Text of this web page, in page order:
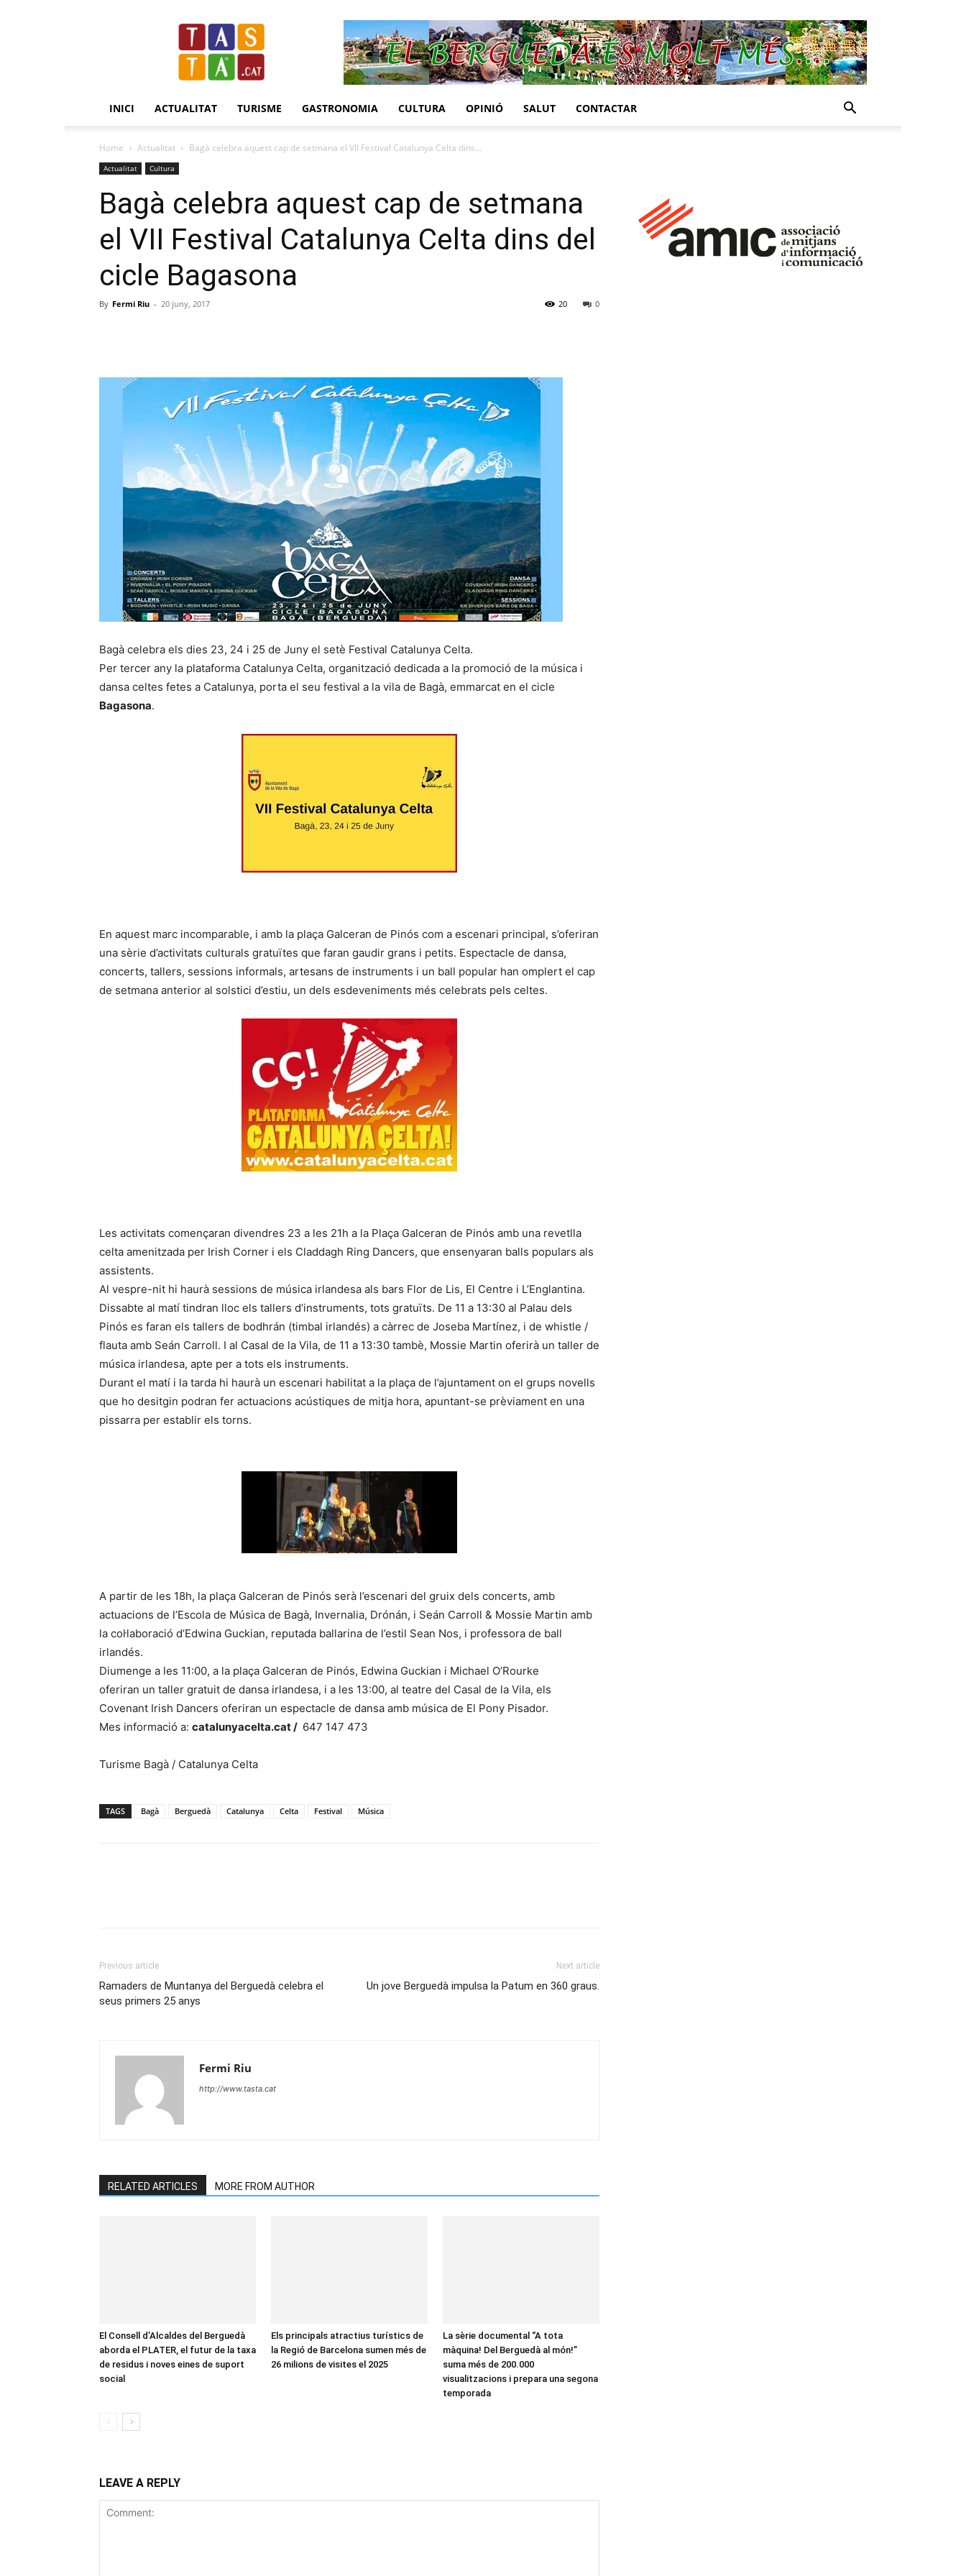
Revista
Tasta.cat
INICI ACTUALITAT TURISME GASTRONOMIA CULTURA OPINIÓ SALUT CONTACTAR
Home Actualitat Bagà celebra aquest cap de setmana el VII Festival Catalunya Celta dins...
Actualitat Cultura
Bagà celebra aquest cap de setmana
el VII Festival Catalunya Celta dins del
cicle Bagasona
By Fermi Riu - 20 juny, 2017 0
20
Bagà celebra els dies 23, 24 i 25 de Juny el setè Festival Catalunya Celta.
Per tercer any la plataforma Catalunya Celta, organització dedicada a la promoció de la música i
dansa celtes fetes a Catalunya, porta el seu festival a la vila de Bagà, emmarcat en el cicle
Bagasona.
En aquest marc incomparable, i amb la plaça Galceran de Pinós com a escenari principal, s’oferiran
una sèrie d’activitats culturals gratuïtes que faran gaudir grans i petits. Espectacle de dansa,
concerts, tallers, sessions informals, artesans de instruments i un ball popular han omplert el cap
de setmana anterior al solstici d’estiu, un dels esdeveniments més celebrats pels celtes.
Les activitats començaran divendres 23 a les 21h a la Plaça Galceran de Pinós amb una revetlla
celta amenitzada per Irish Corner i els Claddagh Ring Dancers, que ensenyaran balls populars als
assistents.
Al vespre-nit hi haurà sessions de música irlandesa als bars Flor de Lis, El Centre i L’Englantina.
Dissabte al matí tindran lloc els tallers d’instruments, tots gratuïts. De 11 a 13:30 al Palau dels
Pinós es faran els tallers de bodhrán (timbal irlandés) a càrrec de Joseba Martínez, i de whistle /
flauta amb Seán Carroll. I al Casal de la Vila, de 11 a 13:30 tambè, Mossie Martin oferirà un taller de
música irlandesa, apte per a tots els instruments.
Durant el matí i la tarda hi haurà un escenari habilitat a la plaça de l’ajuntament on el grups novells
que ho desitgin podran fer actuacions acústiques de mitja hora, apuntant-se prèviament en una
pissarra per establir els torns.
A partir de les 18h, la plaça Galceran de Pinós serà l’escenari del gruix dels concerts, amb
actuacions de l’Escola de Música de Bagà, Invernalia, Drónán, i Seán Carroll & Mossie Martin amb
la col·laboració d’Edwina Guckian, reputada ballarina de l’estil Sean Nos, i professora de ball
irlandés.
Diumenge a les 11:00, a la plaça Galceran de Pinós, Edwina Guckian i Michael O’Rourke
oferiran un taller gratuit de dansa irlandesa, i a les 13:00, al teatre del Casal de la Vila, els
Covenant Irish Dancers oferiran un espectacle de dansa amb música de El Pony Pisador.
Mes informació a: catalunyacelta.cat / 647 147 473
Turisme Bagà / Catalunya Celta
TAGS Bagà Berguedà Catalunya Celta Festival Música
Previous article
Ramaders de Muntanya del Berguedà celebra el
seus primers 25 anys
Next article
Un jove Berguedà impulsa la Patum en 360 graus.
Fermi Riu
http://www.tasta.cat
RELATED ARTICLES MORE FROM AUTHOR
El Consell d’Alcaldes del Berguedà
aborda el PLATER, el futur de la taxa
de residus i noves eines de suport
social
Els principals atractius turístics de
la Regió de Barcelona sumen més de
26 milions de visites el 2025
La sèrie documental “A tota
màquina! Del Berguedà al món!”
suma més de 200.000
visualitzacions i prepara una segona
temporada
LEAVE A REPLY